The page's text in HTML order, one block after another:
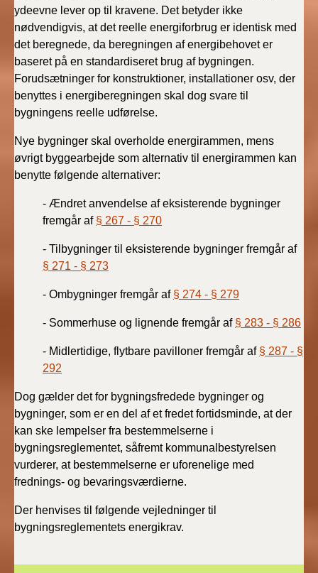
ydeevne lever op til kravene. Det betyder ikke
nødvendigvis, at det reelle energiforbrug er identisk med
det beregnede, da beregningen af energibehovet er
baseret på en standardiseret brug af bygningen.
Forudsætninger for konstruktioner, installationer osv, der
benyttes i energiberegningen skal dog svare til
bygningens reelle udførelse.
Nye bygninger skal overholde energirammen, mens
øvrigt byggearbejde som alternativ til energirammen kan
benytte følgende alternativer:
- Ændret anvendelse af eksisterende bygninger
fremgår af § 267 - § 270
- Tilbygninger til eksisterende bygninger fremgår af
§ 271 - § 273
- Ombygninger fremgår af § 274 - § 279
- Sommerhuse og lignende fremgår af § 283 - § 286
- Midlertidige, flytbare pavilloner fremgår af § 287 - §
292
Dog gælder det for bygningsfredede bygninger og
bygninger, som er en del af et fredet fortidsminde, at der
kan ske lempelser fra bestemmelserne i
bygningsreglementet, såfremt kommunalbestyrelsen
vurderer, at bestemmelserne er uforenelige med
frednings- og bevaringsværdierne.
Der henvises til følgende vejledninger til
bygningsreglementets energikrav.